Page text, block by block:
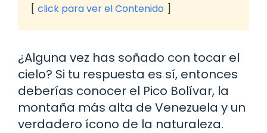
click para ver el Contenido
¿Alguna vez has soñado con tocar el
cielo? Si tu respuesta es sí, entonces
deberías conocer el Pico Bolívar, la
montaña más alta de Venezuela y un
verdadero ícono de la naturaleza.